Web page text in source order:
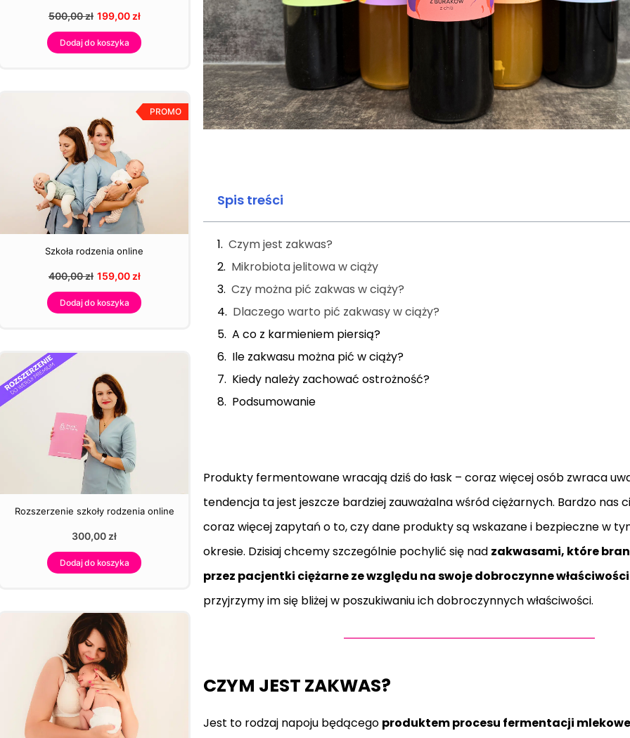
500,00zł 199,00 zł
Dodaj do koszyka
PROMO
Szkoła rodzenia online
400,00zł 159,00 zł
Dodaj do koszyka
Rozszerzenie szkoły rodzenia online
300,00 zł
Dodaj do koszyka
Spis treści
Czym jest zakwas?
Mikrobiota jelitowa w ciąży
Czy można pić zakwas w ciąży?
Dlaczego warto pić zakwasy w ciąży?
A co z karmieniem piersią?
Ile zakwasu można pić w ciąży?
Kiedy należy zachować ostrożność?
Podsumowanie
Produkty fermentowane wracają dziś do łask – coraz więcej osób zwraca
tendencja ta jest jeszcze bardziej zauważalna wśród ciężarnych. Bardzo nas
coraz więcej zapytań o to, czy dane produkty są wskazane i bezpieczne w
okresie. Dzisiaj chcemy szczególnie pochylić się nad zakwasami, które
przez pacjentki ciężarne ze względu na swoje dobroczynne
przyjrzymy im się bliżej w poszukiwaniu ich dobroczynnych właściwości.
CZYM JEST ZAKWAS?
Jest to rodzaj napoju będącego produktem procesu fermentacji